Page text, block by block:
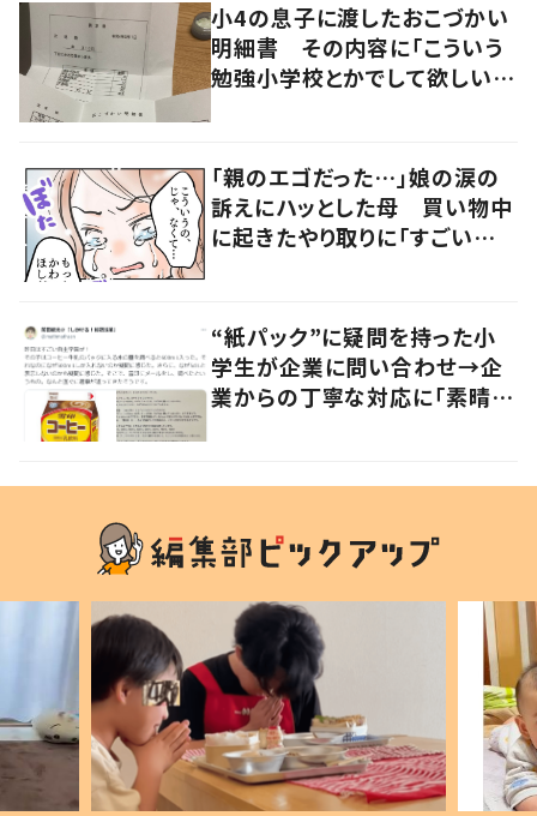
小4の息子に渡したおこづかい
明細書 その内容に「こういう
勉強小学校とかでして欲しい」
「親のエゴだった…」娘の涙の
訴えにハッとした母 買い物中
に起きたやり取りに「すごい分
“紙パック”に疑問を持った小
学生が企業に問い合わせ→企
業からの丁寧な対応に「素晴ら